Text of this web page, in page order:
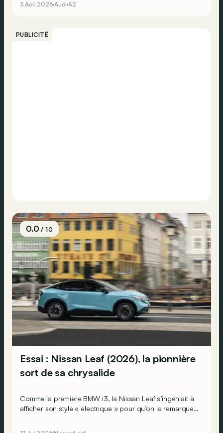
3 Aoû 2026 Audi A2
PUBLICITÉ
0.0/ 10
Essai : Nissan Leaf (2026), la pionnière
sort de sa chrysalide
Comme la première BMW i3, la Nissan Leaf s’ingéniait à
afficher son style « électrique » pour qu’on la remarque.